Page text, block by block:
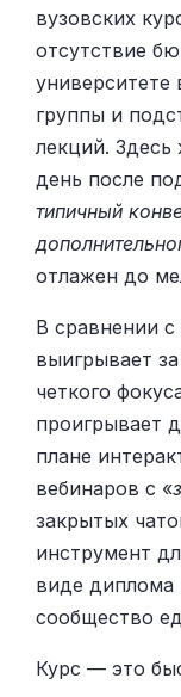
вузовских
отсутствие
группы и
лекций.
день после
типичный
отлажен до
В сравнении
выигрывает
четкого
проигрывает
плане
вебинаров с «
закрытых
инструмент
виде диплома
сообщество
Курс — это